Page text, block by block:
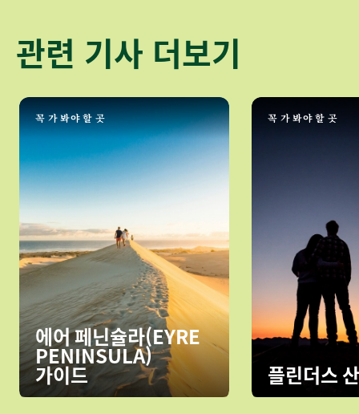
관련 기사 더보기
꼭 가 봐야 할 곳
에어 페닌슐라(EYRE
PENINSULA)
가이드
꼭 가 봐야 할 곳
플린더스